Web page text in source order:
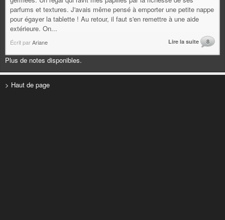
parfums et textures. J'avais même pensé à emporter une petite nappe
pour égayer la tablette ! Au retour, il faut s'en remettre à une aide
extérieure. On...
Écrit parAriane Lire la suite 8
Plus de notes disponibles.
> Haut de page